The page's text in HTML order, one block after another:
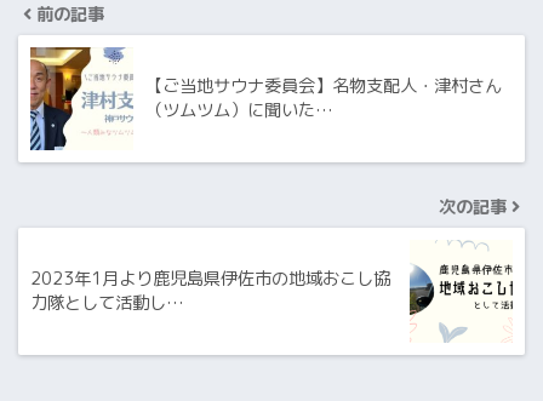
前の記事
【ご当地サウナ委員会】名物支配人・津村さん
（ツムツム）に聞いた…
次の記事
2023年1月より鹿児島県伊佐市の地域おこし協
力隊として活動し…